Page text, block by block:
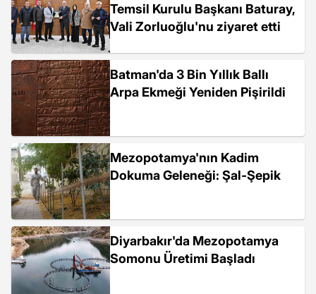
Temsil Kurulu Başkanı Baturay,
Vali Zorluoğlu'nu ziyaret etti
Batman'da 3 Bin Yıllık Ballı
Arpa Ekmeği Yeniden Pişirildi
Mezopotamya'nın Kadim
Dokuma Geleneği: Şal-Şepik
Diyarbakır'da Mezopotamya
Somonu Üretimi Başladı